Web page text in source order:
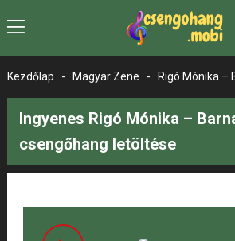
Kezdőlap - Magyar Zene - Rigó Mónika –
Ingyenes Rigó Mónika –
csengőhang letöltése